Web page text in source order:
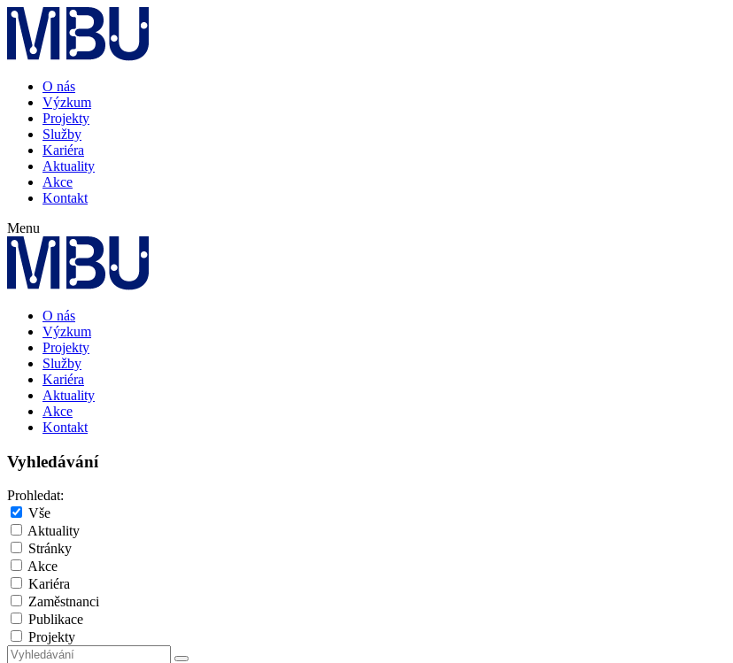
O nás
Výzkum
Projekty
Služby
Kariéra
Aktuality
Akce
Kontakt
Menu
O nás
Výzkum
Projekty
Služby
Kariéra
Aktuality
Akce
Kontakt
Vyhledávání
Prohledat:
Vše
Aktuality
Stránky
Akce
Kariéra
Zaměstnanci
Publikace
Projekty